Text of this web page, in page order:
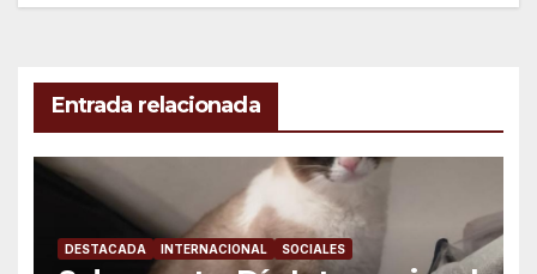
Entrada relacionada
DESTACADA INTERNACIONAL SOCIALES